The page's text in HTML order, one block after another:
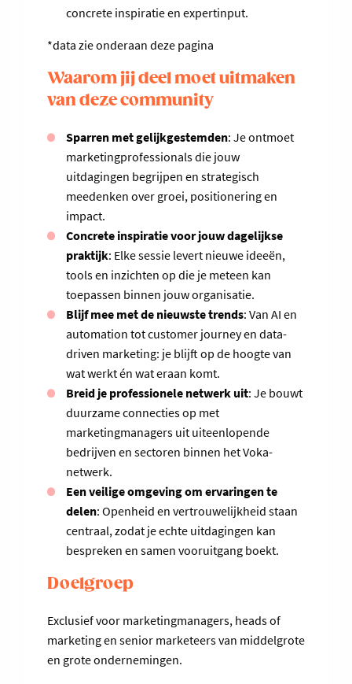
concrete inspiratie en expertinput.
*data zie onderaan deze pagina
Waarom jij deel moet uitmaken
van deze community
Sparren met gelijkgestemden: Je ontmoet
marketingprofessionals die jouw
uitdagingen begrijpen en strategisch
meedenken over groei, positionering en
impact.
Concrete inspiratie voor jouw dagelijkse
praktijk: Elke sessie levert nieuwe ideeën,
tools en inzichten op die je meteen kan
toepassen binnen jouw organisatie.
Blijf mee met de nieuwste trends: Van AI en
automation tot customer journey en data-
driven marketing: je blijft op de hoogte van
wat werkt én wat eraan komt.
Breid je professionele netwerk uit: Je bouwt
duurzame connecties op met
marketingmanagers uit uiteenlopende
bedrijven en sectoren binnen het Voka-
netwerk.
Een veilige omgeving om ervaringen te
delen: Openheid en vertrouwelijkheid staan
centraal, zodat je echte uitdagingen kan
bespreken en samen vooruitgang boekt.
Doelgroep
Exclusief voor marketingmanagers, heads of
marketing en senior marketeers van middelgrote
en grote ondernemingen.